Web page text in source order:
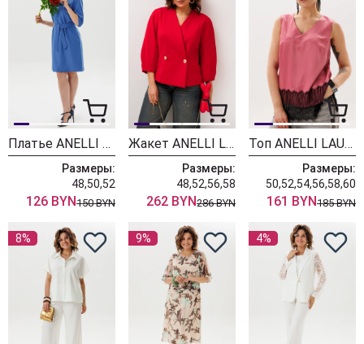
Платье ANELLI LAUREL 1850 синяя астра
Размеры:
48,50,52
126 BYN150 BYN
Жакет ANELLI LAUREL 1842 красный ибис
Размеры:
48,52,56,58
262 BYN286 BYN
Топ ANELLI LAUREL 1664-1 ледяная роза
Размеры:
50,52,54,56,58,60
161 BYN185 BYN
8% 9% 4%